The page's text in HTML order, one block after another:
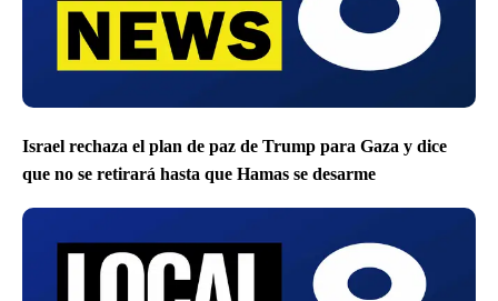
Israel rechaza el plan de paz de Trump para Gaza y dice
que no se retirará hasta que Hamas se desarme